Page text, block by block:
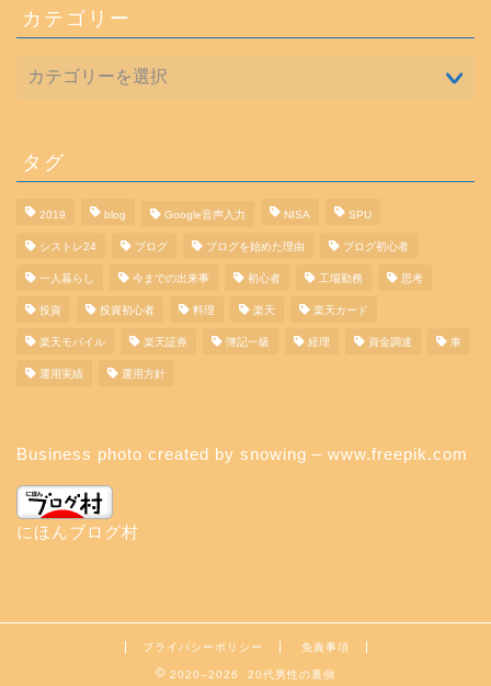
カテゴリー
タグ
2019 blog Google音声入力 NISA SPU
シストレ24 ブログ ブログを始めた理由 ブログ初心者
一人暮らし 今までの出来事 初心者 工場勤務 思考
投資 投資初心者 料理 楽天 楽天カード
楽天モバイル 楽天証券 簿記一級 経理 資金調達 車
運用実績 運用方針
Business photo created by snowing – www.freepik.com
にほんブログ村
プライバシーポリシー 免責事項
2020–2026 20代男性の裏側